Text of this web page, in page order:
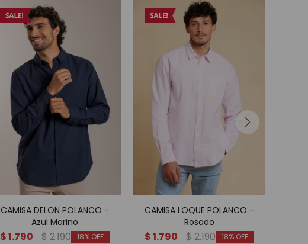
CAMISA DELON POLANCO -
Azul Marino
$1.790 $2.190 18
CAMISA LOQUE POLANCO -
Rosado
$1.790 $2.190 18